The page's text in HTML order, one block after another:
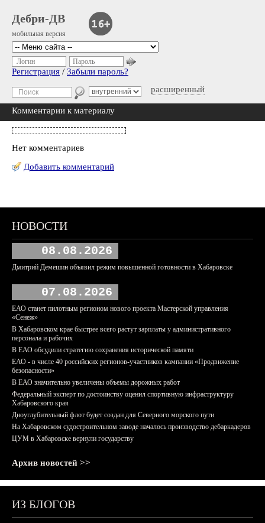
Дебри-ДВ
мобильная версия
расширенный
Логин Пароль
Регистрация / Забыли пароль?
Комментарии к материалу
Нет комментариев
Добавить комментарий
НОВОСТИ
08.08.2026
Дмитрий Демешин объявил режим повышенной готовности в Хабаровске
07.08.2026
ЕАО станет пилотным регионом нового проекта Мастерской управления
«Сенеж»
В Хабаровском крае быстрее всего растут зарплаты у административного
персонала и рабочих
В ЕАО обсудили стратегию сохранения исторической памяти
ЕАО - в числе 40 российских регионов-участников кампании «Продвижение
безопасности»
В ЕАО значительно увеличены объемы дорожных работ
Федеральный эксперт по достоинству оценил спортивную инфраструктуру
Хабаровского края
Дноуглубительный флот будет создан для Северного морского пути
На Хабаровском судостроительном заводе началось производство дебаркадеров
ЦУМ в Хабаровске вернули государству
Архив новостей >>
ИЗ БЛОГОВ